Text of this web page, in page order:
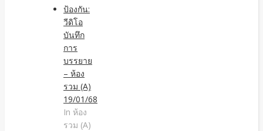
ป้องกัน:
วีดิโอ
บันทึก
การ
บรรยาย
– ห้อง
รวม (A)
19/01/68
In ห้อง
รวม (A)